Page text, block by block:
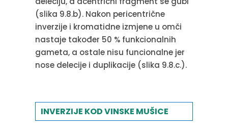
(slika 9.8.b). Nakon pericentrične
inverzije i kromatidne izmjene u omči
nastaje također 50 % funkcionalnih
gameta, a ostale nisu funcionalne jer
nose delecije i duplikacije (slika 9.8.c.).
INVERZIJE KOD VINSKE MUŠICE